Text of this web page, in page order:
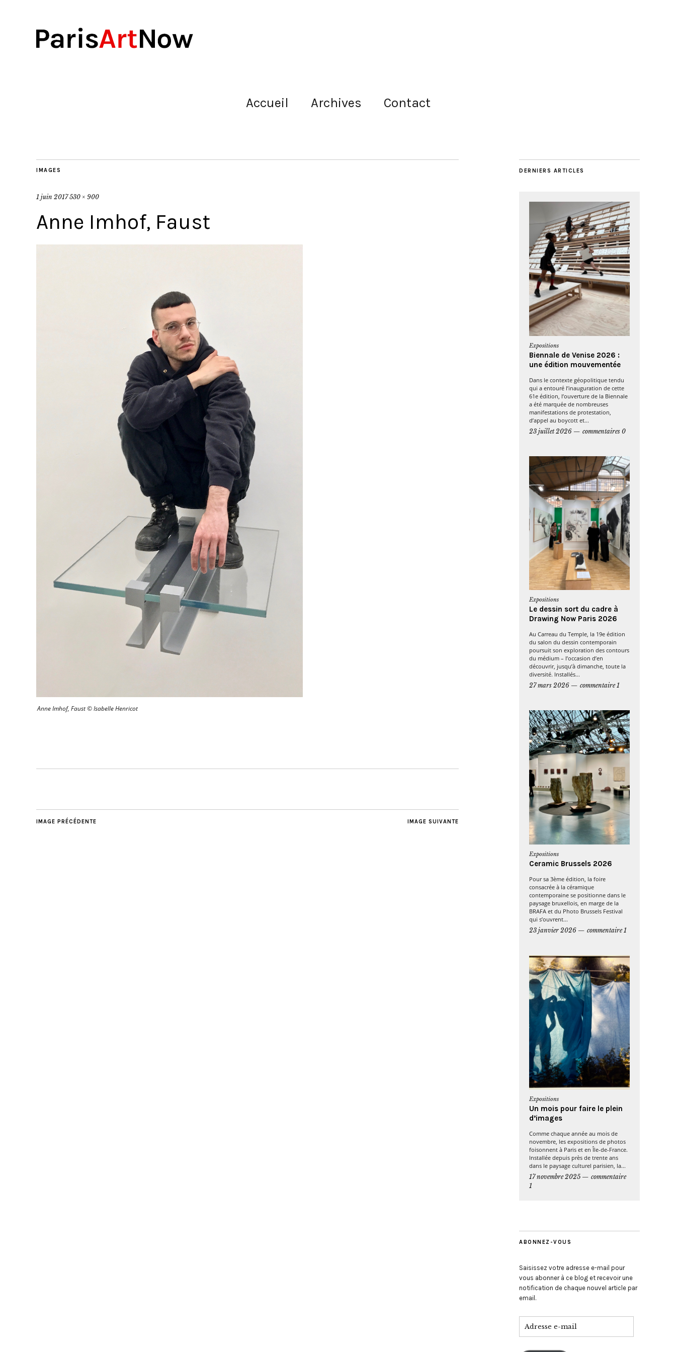
Accueil Archives Contact
IMAGES
1 juin 2017 530 × 900
Anne Imhof, Faust
Anne Imhof, Faust © Isabelle Henricot
IMAGE SUIVANTE
IMAGE PRÉCÉDENTE
DERNIERS ARTICLES
Expositions
Biennale de Venise 2026 :
une édition mouvementée
Dans le contexte géopolitique tendu
qui a entouré l’inauguration de cette
61e édition, l’ouverture de la Biennale
a été marquée de nombreuses
manifestations de protestation,
d’appel au boycott et...
23 juillet 2026
commentaires 0
Expositions
Le dessin sort du cadre à
Drawing Now Paris 2026
Au Carreau du Temple, la 19e édition
du salon du dessin contemporain
poursuit son exploration des contours
du médium – l’occasion d’en
découvrir, jusqu’à dimanche, toute la
diversité. Installés...
27 mars 2026
commentaire 1
Expositions
Ceramic Brussels 2026
Pour sa 3ème édition, la foire
consacrée à la céramique
contemporaine se positionne dans le
paysage bruxellois, en marge de la
BRAFA et du Photo Brussels Festival
qui s’ouvrent...
23 janvier 2026
commentaire 1
Expositions
Un mois pour faire le plein
d’images
Comme chaque année au mois de
novembre, les expositions de photos
foisonnent à Paris et en Île-de-France.
Installée depuis près de trente ans
dans le paysage culturel parisien, la...
17 novembre 2025
commentaire
1
ABONNEZ-VOUS
Saisissez votre adresse e-mail pour
vous abonner à ce blog et recevoir une
notification de chaque nouvel article par
email.